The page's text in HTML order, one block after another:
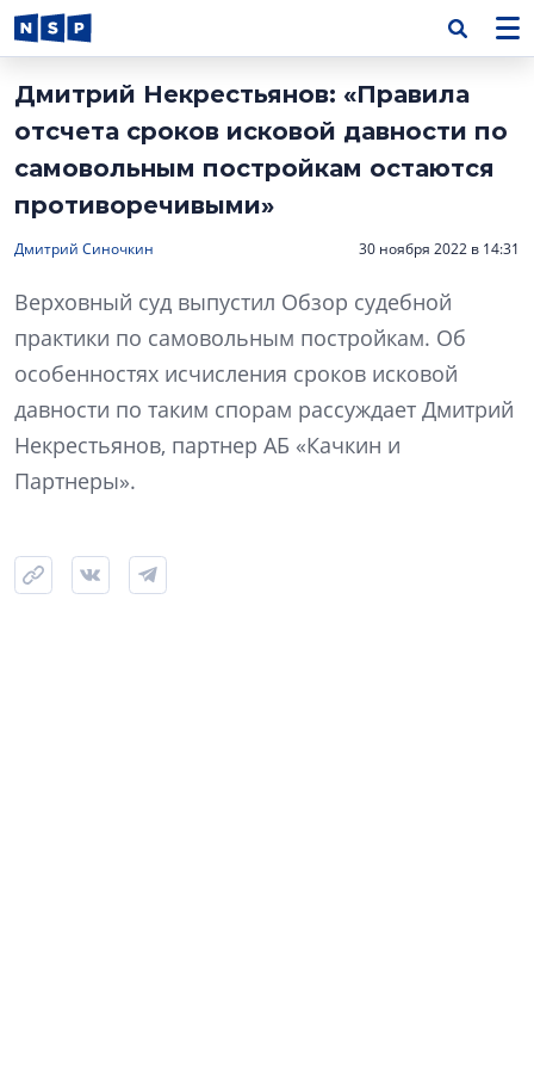
Дмитрий Некрестьянов: «Правила
отсчета сроков исковой давности по
самовольным постройкам остаются
противоречивыми»
Дмитрий Синочкин 30 ноября 2022 в 14:31
Верховный суд выпустил Обзор судебной
практики по самовольным постройкам. Об
особенностях исчисления сроков исковой
давности по таким спорам рассуждает Дмитрий
Некрестьянов, партнер АБ «Качкин и
Партнеры».